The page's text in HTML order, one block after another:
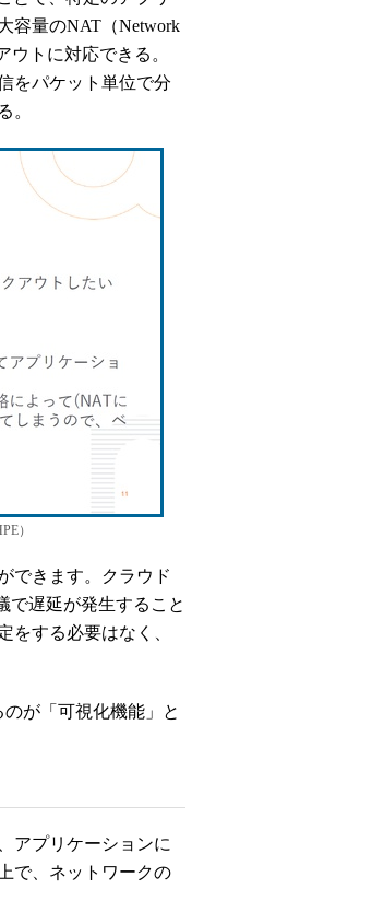
容量のNAT（Network
ウトに対応できる。
をパケット単位で分
。
）
できます。クラウド
で遅延が発生すること
をする必要はなく、
が「可視化機能」と
アプリケーションに
で、ネットワークの